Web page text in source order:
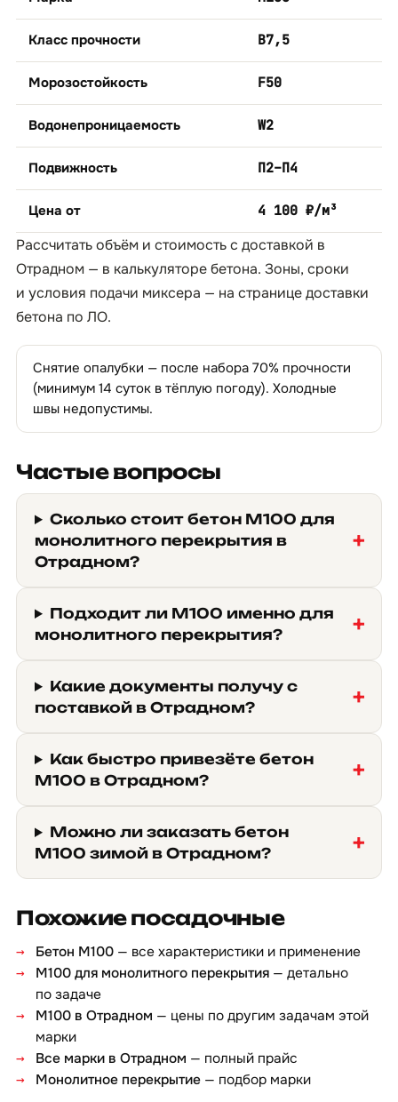
Класс прочности B7,5
Морозостойкость F50
Водонепроницаемость W2
Подвижность П2–П4
Цена от 4 100 ₽/м³
Рассчитать объём и стоимость с доставкой в
Отрадном — в калькуляторе бетона. Зоны, сроки
и условия подачи миксера — на страницедоставки
бетона по ЛО.
Снятие опалубки — после набора 70% прочности
(минимум 14 суток в тёплую погоду). Холодные
швы недопустимы.
Частые вопросы
Сколько стоит бетон М100 для
монолитного перекрытия в
Отрадном?
Подходит ли М100 именно для
монолитного перекрытия?
Какие документы получу с
поставкой в Отрадном?
Как быстро привезёте бетон
М100 в Отрадном?
Можно ли заказать бетон
М100 зимой в Отрадном?
Похожие посадочные
Бетон М100 — все характеристики и применение
М100 для монолитного перекрытия — детально
по задаче
М100 в Отрадном — цены по другим задачам этой
марки
Все марки в Отрадном — полный прайс
Монолитное перекрытие — подбор марки